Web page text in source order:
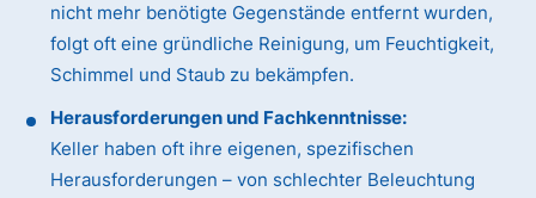
nicht mehr benötigte Gegenstände entfernt wurden,
folgt oft eine gründliche Reinigung, um Feuchtigkeit,
Schimmel und Staub zu bekämpfen.
Herausforderungen und Fachkenntnisse:
Keller haben oft ihre eigenen, spezifischen
Herausforderungen – von schlechter Beleuchtung